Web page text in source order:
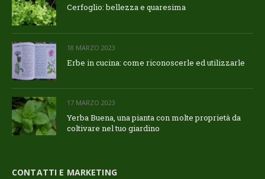
Cerfoglio: bellezza e quaresima
18 MARZO 2023
Erbe in cucina: come riconoscerle ed utilizzarle
17 MARZO 2023
Yerba Buena, una pianta con molte proprietà da
coltivare nel tuo giardino
CONTATTI E MARKETING